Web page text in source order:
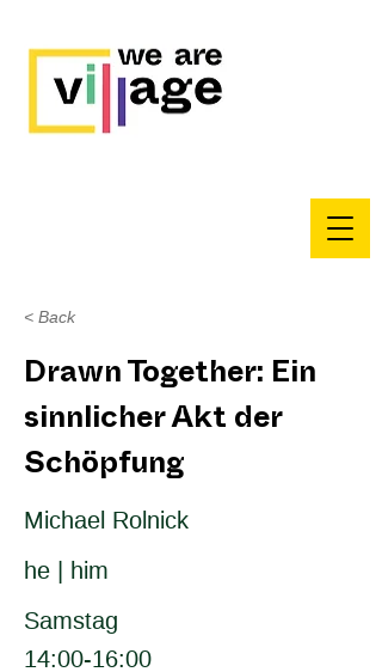
< Back
Drawn Together: Ein
sinnlicher Akt der
Schöpfung
Michael Rolnick
he | him
Samstag
14:00-16:00